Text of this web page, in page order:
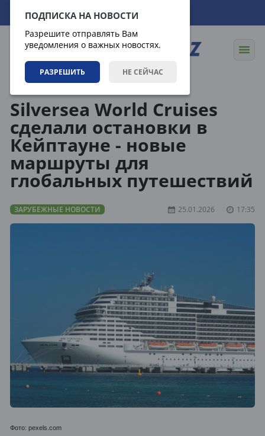
ПОДПИСКА НА НОВОСТИ
Разрешите отправлять Вам
уведомления о важных новостях.
РАЗРЕШИТЬ НЕ СЕЙЧАС
08.08.2026 22:30:21
Silversea World Cruises
сделали остановки в
Кейптауне - новые
маршруты для
глобальных путешествий
ЗАРУБЕЖНЫЕ НОВОСТИ 25.01.2026 17:35
Фото: pexels.com